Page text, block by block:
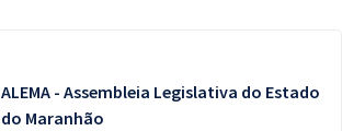
ALEMA - Assembleia Legislativa do Estado
do Maranhão